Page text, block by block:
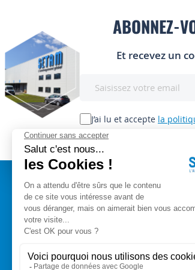
ABONNEZ-
Et recevez un
lettre
d’information
:
J’ai lu et accepte la
Setam Siège Social
153, rue de L'Arve
Qui